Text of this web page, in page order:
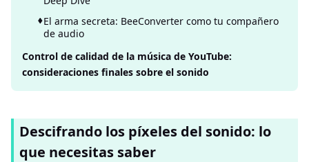
El arma secreta: BeeConverter como tu compañero
de audio
Control de calidad de la música de YouTube:
consideraciones finales sobre el sonido
Descifrando los píxeles del sonido: lo
que necesitas saber